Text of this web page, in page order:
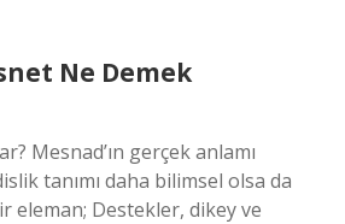
Ne Demek
Mesnad’ın gerçek anlamı
tanımı daha bilimsel olsa da
eleman; Destekler, dikey ve